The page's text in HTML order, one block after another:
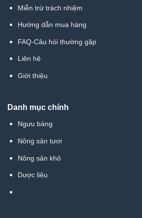
Miễn trừ trách nhiệm
Hướng dẫn mua hàng
FAQ-Câu hỏi thường gặp
Liên hệ
Giới thiệu
Danh mục chính
Ngưu bàng
Nông sản tươi
Nông sản khô
Dược liệu